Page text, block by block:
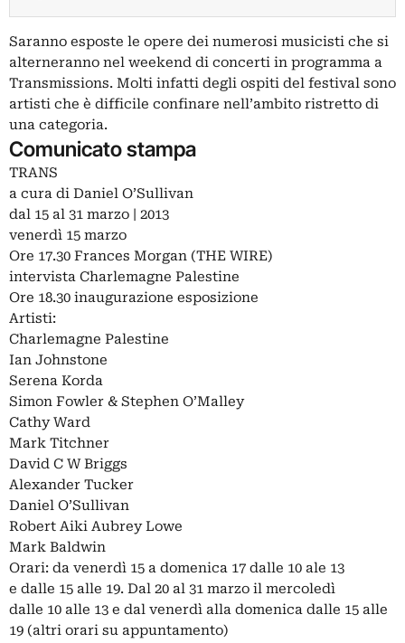
Saranno esposte le opere dei numerosi musicisti che si
alterneranno nel weekend di concerti in programma a
Transmissions. Molti infatti degli ospiti del festival sono
artisti che è difficile confinare nell’ambito ristretto di
una categoria.
Comunicato stampa
TRANS
a cura di Daniel O’Sullivan
dal 15 al 31 marzo | 2013
venerdì 15 marzo
Ore 17.30 Frances Morgan (THE WIRE)
intervista Charlemagne Palestine
Ore 18.30 inaugurazione esposizione
Artisti:
Charlemagne Palestine
Ian Johnstone
Serena Korda
Simon Fowler & Stephen O’Malley
Cathy Ward
Mark Titchner
David C W Briggs
Alexander Tucker
Daniel O’Sullivan
Robert Aiki Aubrey Lowe
Mark Baldwin
Orari: da venerdì 15 a domenica 17 dalle 10 ale 13
e dalle 15 alle 19. Dal 20 al 31 marzo il mercoledì
dalle 10 alle 13 e dal venerdì alla domenica dalle 15 alle
19 (altri orari su appuntamento)